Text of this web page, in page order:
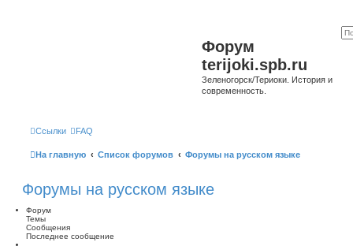
Форум
terijoki.spb.ru
Зеленогорск/Териоки. История и
современность.
Ссылки FAQ
На главную Список форумов Форумы на русском языке
Форумы на русском языке
Форум
Темы
Сообщения
Последнее сообщение